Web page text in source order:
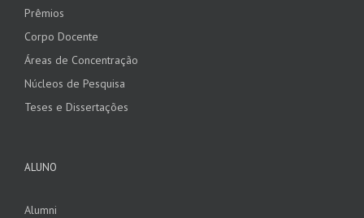
Prêmios
Corpo Docente
Áreas de Concentração
Núcleos de Pesquisa
Teses e Dissertações
ALUNO
Alumni